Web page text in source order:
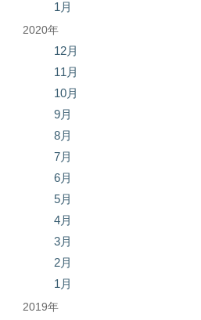
1月
2020年
12月
11月
10月
9月
8月
7月
6月
5月
4月
3月
2月
1月
2019年